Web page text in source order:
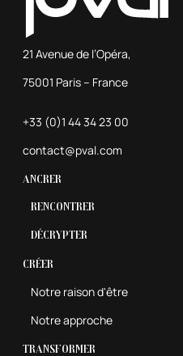
21 Avenue de l’Opéra,
75001 Paris – France
+33 (0)1 44 34 23 00
contact@pval.com
Ancrer
Rencontrer
Décrypter
Créer
Notre raison d'être
Notre approche
Transformer